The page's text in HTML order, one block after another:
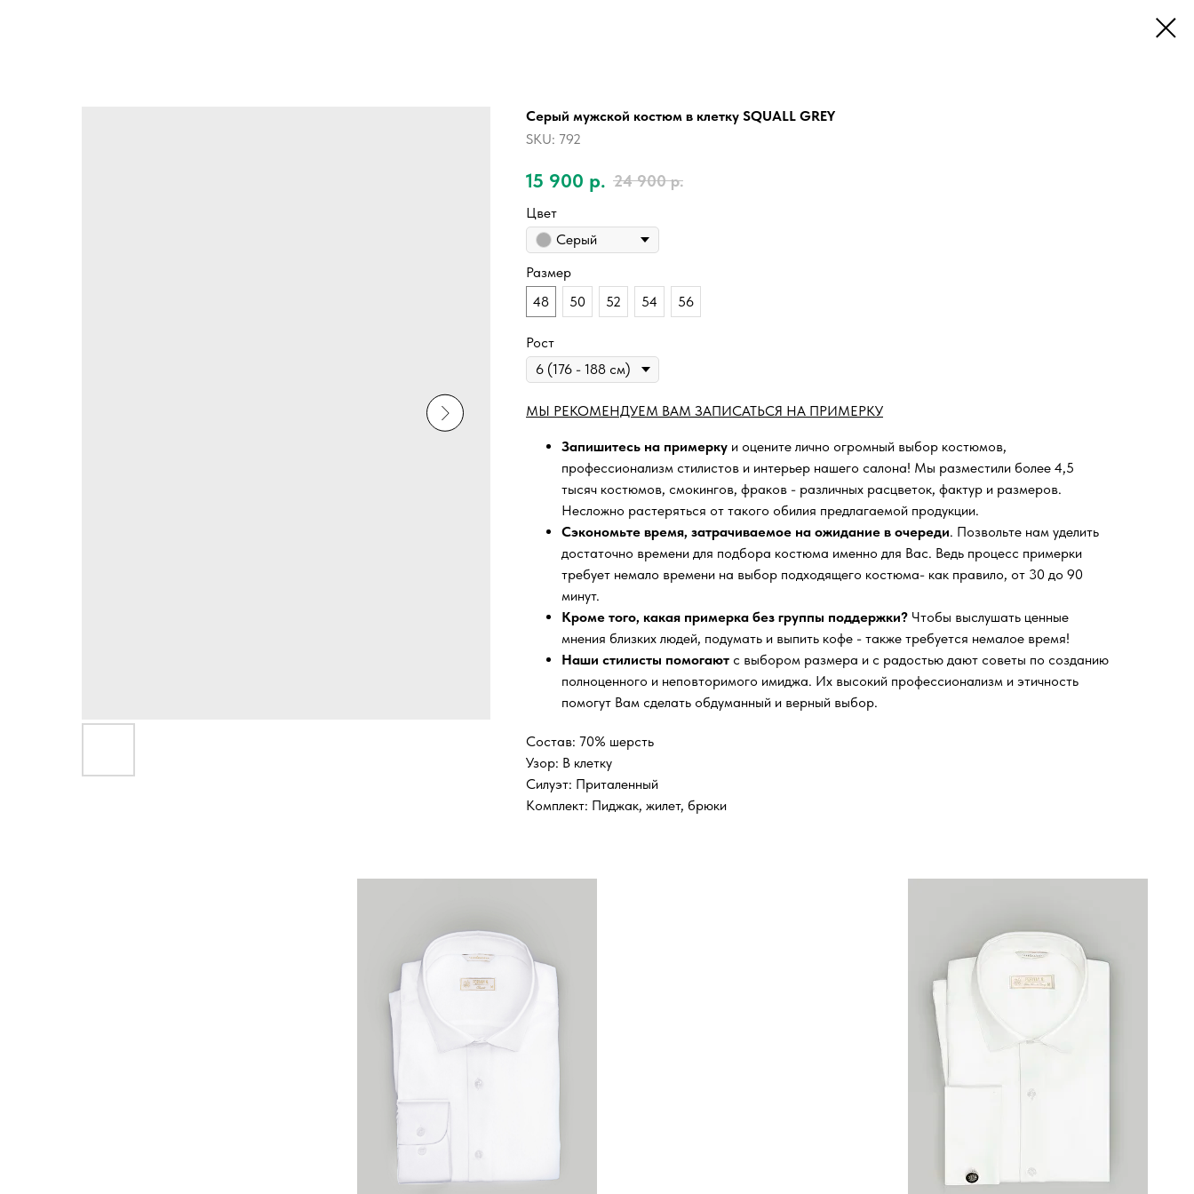
Серый мужской костюм в клетку SQUALL GREY
SKU: 792
15 900 р. 24 900 р.
Цвет
Серый
Размер
48
50 52 54 56
Рост
МЫ РЕКОМЕНДУЕМ ВАМ ЗАПИСАТЬСЯ НА ПРИМЕРКУ
Запишитесь на примерку и оцените лично огромный выбор костюмов,
профессионализм стилистов и интерьер нашего салона! Мы разместили более 4,5
тысяч костюмов, смокингов, фраков - различных расцветок, фактур и размеров.
Несложно растеряться от такого обилия предлагаемой продукции.
Сэкономьте время, затрачиваемое на ожидание в очереди. Позвольте нам уделить
достаточно времени для подбора костюма именно для Вас. Ведь процесс примерки
требует немало времени на выбор подходящего костюма- как правило, от 30 до 90
минут.
Кроме того, какая примерка без группы поддержки? Чтобы выслушать ценные
мнения близких людей, подумать и выпить кофе - также требуется немалое время!
Наши стилисты помогают с выбором размера и с радостью дают советы по созданию
полноценного и неповторимого имиджа. Их высокий профессионализм и этичность
помогут Вам сделать обдуманный и верный выбор.
Состав: 70% шерсть
Узор: В клетку
Силуэт: Приталенный
Комплект: Пиджак, жилет, брюки